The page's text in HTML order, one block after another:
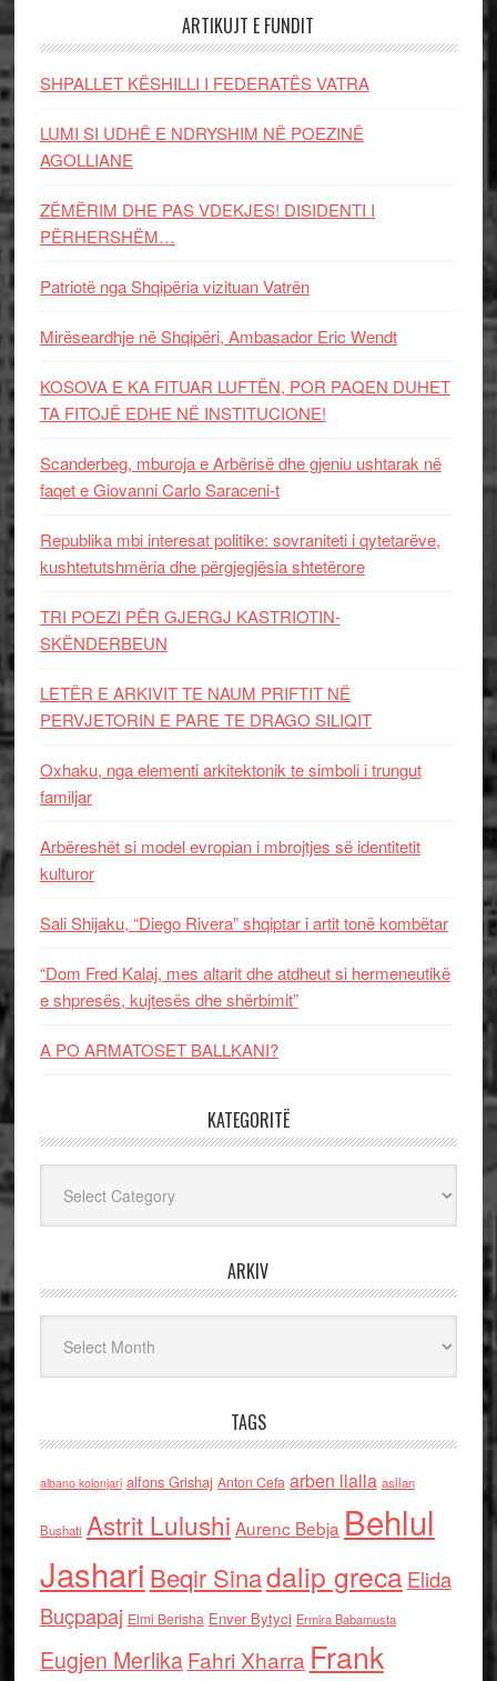
ARTIKUJT E FUNDIT
SHPALLET KËSHILLI I FEDERATËS VATRA
LUMI SI UDHË E NDRYSHIM NË POEZINË
AGOLLIANE
ZËMËRIM DHE PAS VDEKJES! DISIDENTI I
PËRHERSHËM…
Patriotë nga Shqipëria vizituan Vatrën
Mirëseardhje në Shqipëri, Ambasador Eric Wendt
KOSOVA E KA FITUAR LUFTËN, POR PAQEN DUHET
TA FITOJË EDHE NË INSTITUCIONE!
Scanderbeg, mburoja e Arbërisë dhe gjeniu ushtarak në
faqet e Giovanni Carlo Saraceni-t
Republika mbi interesat politike: sovraniteti i qytetarëve,
kushtetutshmëria dhe përgjegjësia shtetërore
TRI POEZI PËR GJERGJ KASTRIOTIN-
SKËNDERBEUN
LETËR E ARKIVIT TE NAUM PRIFTIT NË
PERVJETORIN E PARE TE DRAGO SILIQIT
Oxhaku, nga elementi arkitektonik te simboli i trungut
familjar
Arbëreshët si model evropian i mbrojtjes së identitetit
kulturor
Sali Shijaku, “Diego Rivera” shqiptar i artit tonë kombëtar
“Dom Fred Kalaj, mes altarit dhe atdheut si hermeneutikë
e shpresës, kujtesës dhe shërbimit”
A PO ARMATOSET BALLKANI?
KATEGORITË
ARKIV
TAGS
albano kolonjari alfons Grishaj Anton Cefa arben llalla asllan
Bushati Astrit Lulushi Aurenc Bebja Behlul
Jashari Beqir Sinadalip grecaElida
Buçpapaj Elmi Berisha Enver Bytyci Ermira Babamusta
Eugjen MerlikaFahri Xharra Frank